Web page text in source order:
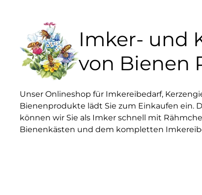
Imker- und
von Bienen
Unser Onlineshop für Imkereibedarf,
Bienenprodukte lädt Sie zum Einkaufen ein.
können wir Sie als Imker schnell mit
Bienenkästen und dem kompletten